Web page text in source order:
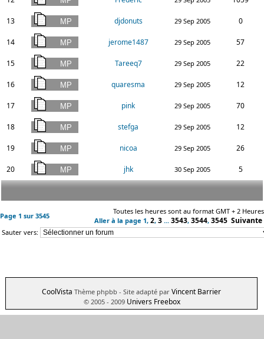
13 djdonuts 29 Sep 2005 0
14 jerome1487 29 Sep 2005 57
15 Tareeq7 29 Sep 2005 22
16 quaresma 29 Sep 2005 12
17 pink 29 Sep 2005 70
18 stefga 29 Sep 2005 12
19 nicoa 29 Sep 2005 26
20 jhk 30 Sep 2005 5
Page 1 sur 3545
Toutes les heures sont au format GMT + 2 Heures
Aller à la page 1, 2, 3 ... 3543, 3544, 3545 Suivante
Sauter vers:
CoolVista Thème phpbb - Site adapté par Vincent Barrier
© 2005 - 2009 Univers Freebox